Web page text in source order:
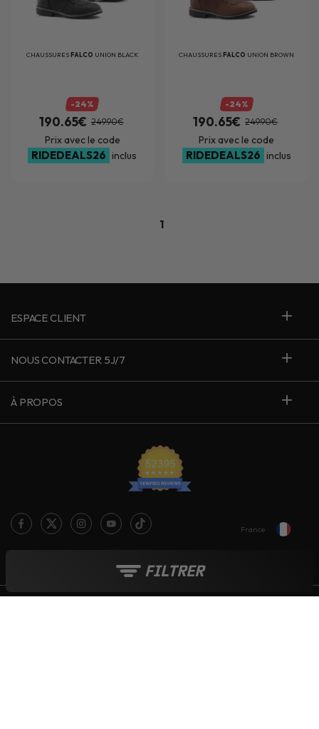
FILTRER
CHAUSSURESFALCO UNION BLACK
-24%
190.65€ 249.90€
Prix avec le code
RIDEDEALS26 inclus
CHAUSSURESFALCO UNION BROWN
-24%
190.65€ 249.90€
Prix avec le code
RIDEDEALS26 inclus
1
ESPACE CLIENT
NOUS CONTACTER 5J/7
À PROPOS
France